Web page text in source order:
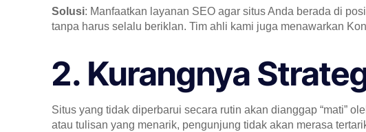
Solusi: Manfaatkan layanan SEO agar situs Anda berada di
tanpa harus selalu beriklan. Tim ahli kami juga menawarkan
2. Kurangnya
Situs yang tidak diperbarui secara rutin akan dianggap “mati”
atau tulisan yang menarik, pengunjung tidak akan merasa